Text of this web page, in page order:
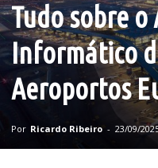
Tudo sobre o
Informático
Aeroportos
Por Ricardo Ribeiro - 23/09/